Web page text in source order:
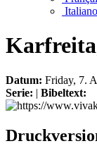
Italiano
Datum: Friday, 7.
Serie: | Bibeltext: